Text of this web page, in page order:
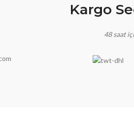
Kargo
48 saat